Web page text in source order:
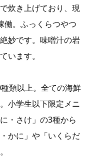
炊き上げており、現
働。ふっくらつやつ
妙です。味噌汁の岩
います。
類以上。全ての海鮮
小学生以下限定メニ
・さけ」の3種から
かに」や「いくらだ